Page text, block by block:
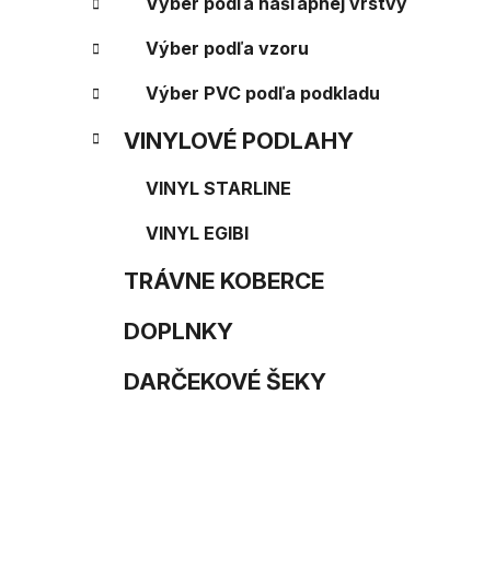
n
e
l
Výber podľa vzoru
Výber PVC podľa podkladu
VINYLOVÉ PODLAHY
VINYL STARLINE
VINYL EGIBI
TRÁVNE KOBERCE
DOPLNKY
DARČEKOVÉ ŠEKY